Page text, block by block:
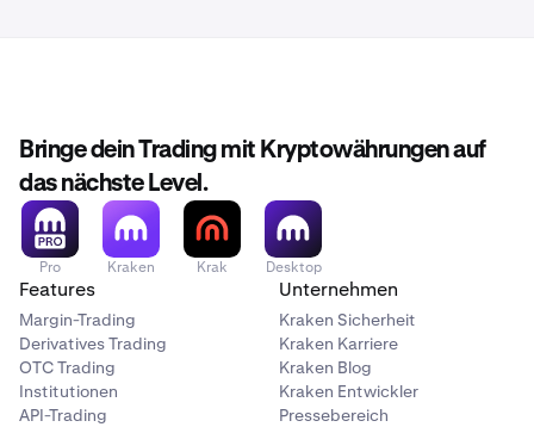
Bringe dein Trading mit Kryptowährungen auf
das nächste Level.
Pro Kraken Krak Desktop
Features
Margin-Trading
Derivatives Trading
OTC Trading
Institutionen
API-Trading
Unternehmen
Kraken Sicherheit
Kraken Karriere
Kraken Blog
Kraken Entwickler
Pressebereich